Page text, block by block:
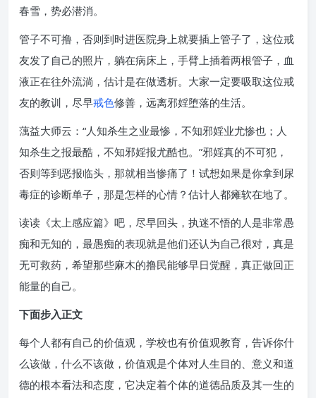
春雪，势必潜消。
管子不可撸，否则到时进医院身上就要插上管子了，这位戒
友发了自己的照片，躺在病床上，手臂上插着两根管子，血
液正在往外流淌，估计是在做透析。大家一定要吸取这位戒
友的教训，尽早戒色修善，远离邪婬堕落的生活。
蕅益大师云：“人知杀生之业最惨，不知邪婬业尤惨也；人
知杀生之报最酷，不知邪婬报尤酷也。”邪婬真的不可犯，
否则等到恶报临头，那就相当惨痛了！试想如果是你拿到尿
毒症的诊断单子，那是怎样的心情？估计人都瘫软在地了。
读读《太上感应篇》吧，尽早回头，执迷不悟的人是非常愚
痴和无知的，最愚痴的表现就是他们还认为自己很对，真是
无可救药，希望那些麻木的撸民能够早日觉醒，真正做回正
能量的自己。
下面步入正文
每个人都有自己的价值观，学校也有价值观教育，告诉你什
么该做，什么不该做，价值观是个体对人生目的、意义和道
德的根本看法和态度，它决定着个体的道德品质及其一生的